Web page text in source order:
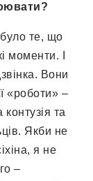
те, що
моменти. І
Вони
«роботи» –
та
Якби не
я не
–